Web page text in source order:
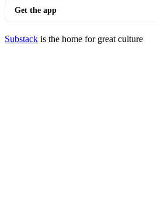
Get the app
Substack is the home for great culture